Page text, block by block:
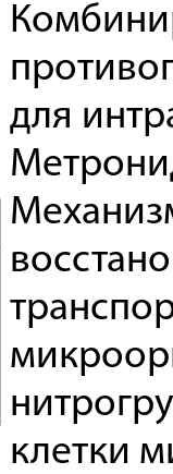
для
клетки